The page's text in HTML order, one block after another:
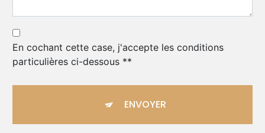
En cochant cette case, j'accepte les conditions
particulières ci-dessous **
ENVOYER